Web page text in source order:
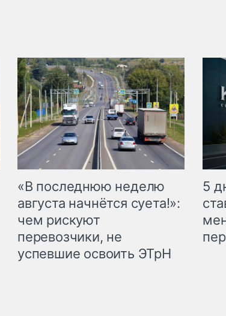
«В последнюю неделю
августа начнётся суета!»:
чем рискуют
перевозчики, не
успевшие освоить ЭТрН
5